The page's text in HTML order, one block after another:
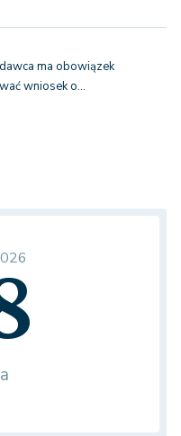
ma obowiązek
wniosek o…